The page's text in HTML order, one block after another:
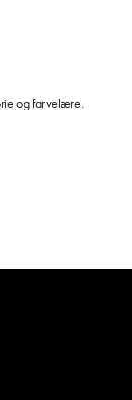
og farvelære.